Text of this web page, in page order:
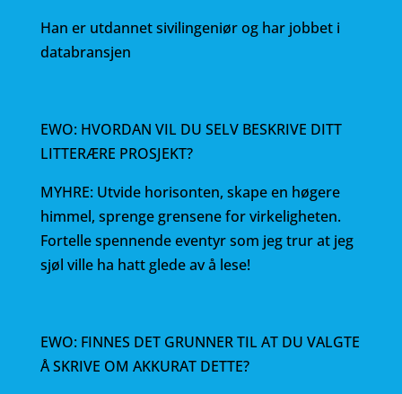
Han er utdannet sivilingeniør og har jobbet i
databransjen
EWO: HVORDAN VIL DU SELV BESKRIVE DITT
LITTERÆRE PROSJEKT?
MYHRE: Utvide horisonten, skape en høgere
himmel, sprenge grensene for virkeligheten.
Fortelle spennende eventyr som jeg trur at jeg
sjøl ville ha hatt glede av å lese!
EWO: FINNES DET GRUNNER TIL AT DU VALGTE
Å SKRIVE OM AKKURAT DETTE?